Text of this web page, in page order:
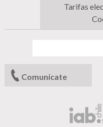
Tarifas
Comunícate